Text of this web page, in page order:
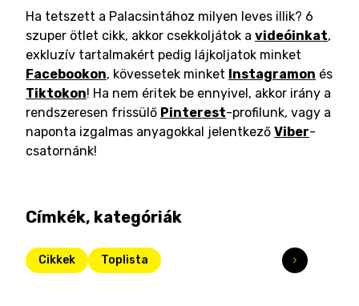
Ha tetszett a Palacsintához milyen leves illik? 6
szuper ötlet cikk, akkor csekkoljátok a videóinkat,
exkluzív tartalmakért pedig lájkoljatok minket
Facebookon, kövessetek minket Instagramon és
Tiktokon! Ha nem éritek be ennyivel, akkor irány a
rendszeresen frissülő Pinterest-profilunk, vagy a
naponta izgalmas anyagokkal jelentkező Viber-
csatornánk!
Címkék, kategóriák
Cikkek Toplista